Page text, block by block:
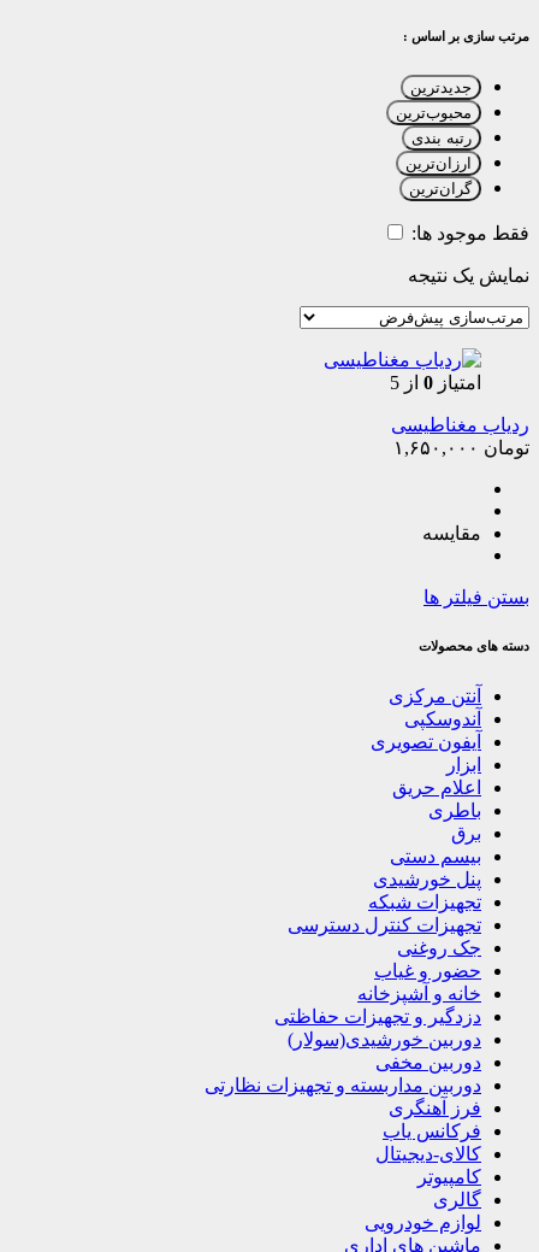
مرتب سازی بر اساس :
جدیدترین
محبوب‌ترین
رتبه بندی
ارزان‌ترین
گران‌ترین
فقط موجود ها:
نمایش یک نتیجه
امتیاز 0 از 5
ردیاب مغناطیسی
تومان
مقایسه
بستن فیلتر ها
دسته های محصولات
آنتن مرکزی
آندوسکپی
آیفون تصویری
ابزار
اعلام حریق
باطری
برق
بیسم دستی
پنل خورشیدی
تجهیزات شبکه
تجهیزات کنترل دسترسی
جک روغنی
حضور و غیاب
خانه و آشپزخانه
دزدگیر و تجهیزات حفاظتی
دوربین خورشیدی(سولار)
دوربین مخفی
دوربین مداربسته و تجهیزات نظارتی
فرز آهنگری
فرکانس یاب
کالای-دیجیتال
کامپیوتر
گالری
لوازم خودرویی
ماشین های اداری